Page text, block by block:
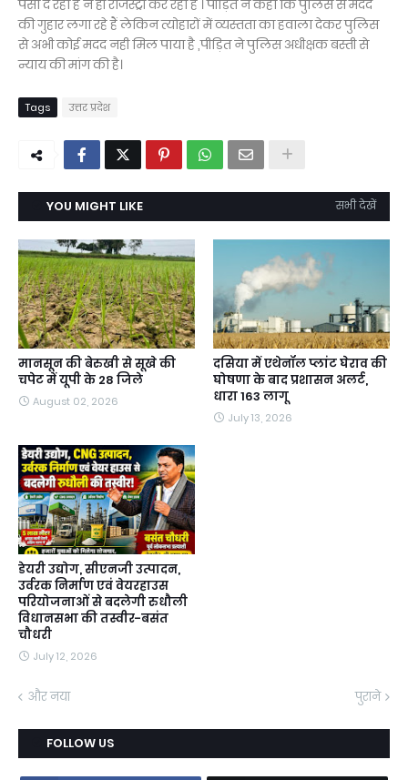
पैसा दे रहा है न ही रजिस्ट्री कर रहा है । पीड़ित ने कहा कि पुलिस से मदद
की गुहार लगा रहे हैं लेकिन त्योहारों में व्यस्तता का हवाला देकर पुलिस
से अभी कोई मदद नही मिल पाया है ,पीड़ित ने पुलिस अधीक्षक बस्ती से
न्याय की मांग की है।
Tags उत्तर प्रदेश
YOU MIGHT LIKE सभी देखें
मानसून की बेरुखी से सूखे की
चपेट में यूपी के 28 जिले
August 02, 2026
दसिया में एथेनॉल प्लांट घेराव की
घोषणा के बाद प्रशासन अलर्ट,
धारा 163 लागू
July 13, 2026
डेयरी उद्योग, सीएनजी उत्पादन,
उर्वरक निर्माण एवं वेयरहाउस
परियोजनाओं से बदलेगी रुधौली
विधानसभा की तस्वीर-बसंत
चौधरी
July 12, 2026
और नया पुराने
FOLLOW US